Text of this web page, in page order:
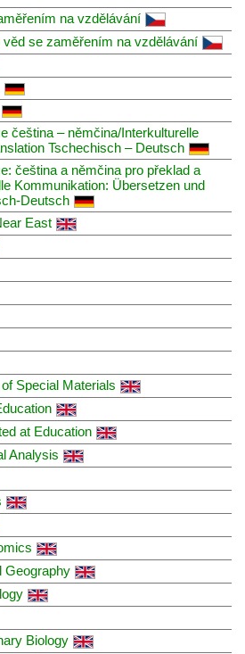
na vzdělávání
se zaměřením na vzdělávání
čeština – němčina/Interkulturelle
Tschechisch – Deutsch
čeština a němčina pro překlad a
Kommunikation: Übersetzen und
Deutsch
East
Special Materials
at Education
Analysis
Geography
Biology